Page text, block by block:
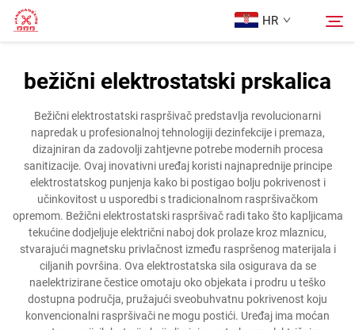
HR
Proizvodi
Više o nama
Slučajevi
Kontaktirajte Nas
Pretraži
bežični elektrostatski prskalica
Bežični elektrostatski raspršivač predstavlja revolucionarni
napredak u profesionalnoj tehnologiji dezinfekcije i premaza,
dizajniran da zadovolji zahtjevne potrebe modernih procesa
sanitizacije. Ovaj inovativni uređaj koristi najnaprednije principe
elektrostatskog punjenja kako bi postigao bolju pokrivenost i
učinkovitost u usporedbi s tradicionalnom raspršivačkom
opremom. Bežični elektrostatski raspršivač radi tako što kapljicama
tekućine dodjeljuje električni naboj dok prolaze kroz mlaznicu,
stvarajući magnetsku privlačnost između raspršenog materijala i
ciljanih površina. Ova elektrostatska sila osigurava da se
naelektrizirane čestice omotaju oko objekata i prodru u teško
dostupna područja, pružajući sveobuhvatnu pokrivenost koju
konvencionalni raspršivači ne mogu postići. Uređaj ima moćan